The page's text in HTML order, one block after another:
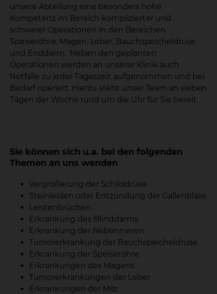
unsere Abteilung eine besonders hohe
Kompetenz im Bereich komplizierter und
schwerer Operationen in den Bereichen
Speiseröhre, Magen, Leber, Bauchspeicheldrüse
und Enddarm. Neben den geplanten
Operationen werden an unserer Klinik auch
Notfälle zu jeder Tageszeit aufgenommen und bei
Bedarf operiert. Hierzu steht unser Team an sieben
Tagen der Woche rund um die Uhr für Sie bereit.
Sie können sich u.a. bei den folgenden
Themen an uns wenden
Vergrößerung der Schilddrüse
Steinleiden oder Entzündung der Gallenblase
Leistenbrüchen
Erkrankung des Blinddarms
Erkrankung der Nebennieren
Tumorerkrankung der Bauchspeicheldrüse
Erkrankung der Speiseröhre
Erkrankungen des Magens
Tumorerkrankungen der Leber
Erkrankungen der Milz